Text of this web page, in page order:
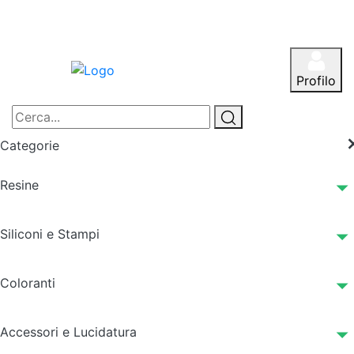
Profilo
Categorie
Resine
Siliconi e Stampi
Coloranti
Accessori e Lucidatura